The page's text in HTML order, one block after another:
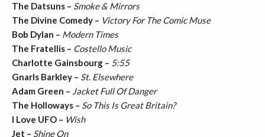
The Datsuns – Smoke & Mirrors
The Divine Comedy – Victory For The Comic Muse
Bob Dylan – Modern Times
The Fratellis – Costello Music
Charlotte Gainsbourg – 5:55
Gnarls Barkley – St. Elsewhere
Adam Green – Jacket Full Of Danger
The Holloways – So This Is Great Britain?
I Love UFO – Wish
Jet – Shine On